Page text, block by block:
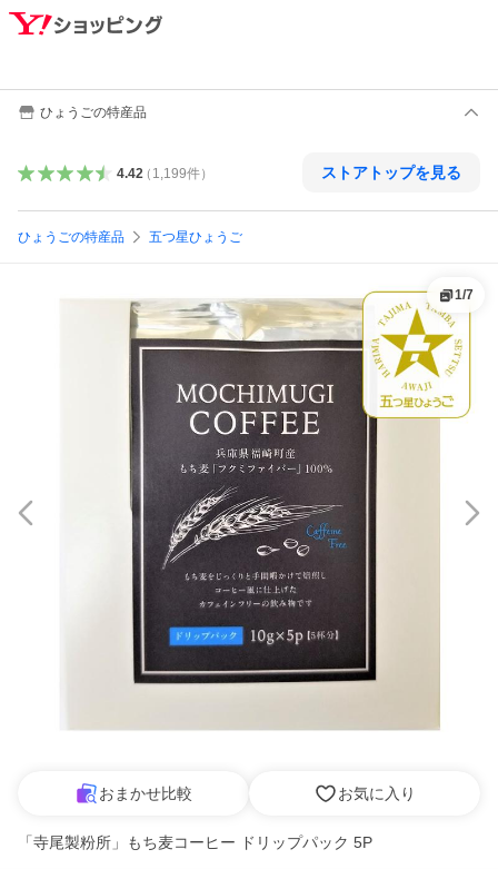
ひょうごの特産品
4.42（ 1,199件） ストアトップを見る
ひょうごの特産品 五つ星ひょうご
1/7
おまかせ比較 お気に入り
「寺尾製粉所」もち麦コーヒー ドリップパック 5P